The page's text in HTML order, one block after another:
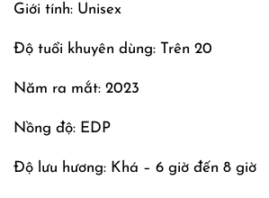
Giới tính: Unisex
Độ tuổi khuyên dùng: Trên 20
Năm ra mắt: 2023
Nồng độ: EDP
Độ lưu hương: Khá – 6 giờ đến 8 giờ